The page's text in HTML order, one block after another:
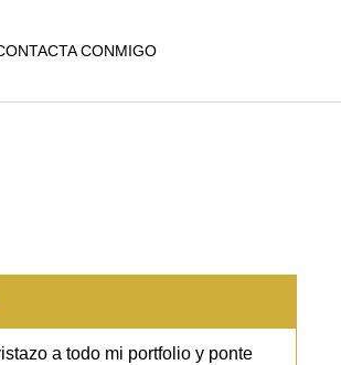
CONMIGO
a todo mi portfolio y ponte